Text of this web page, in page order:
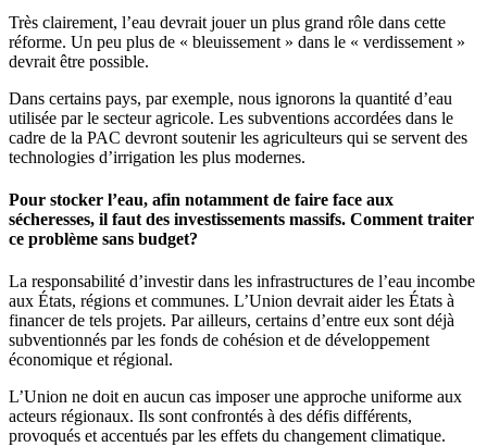
Très clairement, l’eau devrait jouer un plus grand rôle dans cette
réforme. Un peu plus de « bleuissement » dans le « verdissement »
devrait être possible.
Dans certains pays, par exemple, nous ignorons la quantité d’eau
utilisée par le secteur agricole. Les subventions accordées dans le
cadre de la PAC devront soutenir les agriculteurs qui se servent des
technologies d’irrigation les plus modernes.
Pour stocker l’eau, afin notamment de faire face aux
sécheresses, il faut des investissements massifs. Comment traiter
ce problème sans budget?
La responsabilité d’investir dans les infrastructures de l’eau incombe
aux États, régions et communes. L’Union devrait aider les États à
financer de tels projets. Par ailleurs, certains d’entre eux sont déjà
subventionnés par les fonds de cohésion et de développement
économique et régional.
L’Union ne doit en aucun cas imposer une approche uniforme aux
acteurs régionaux. Ils sont confrontés à des défis différents,
provoqués et accentués par les effets du changement climatique.